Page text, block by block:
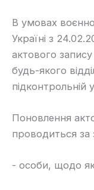
​В умовах
Україні з
актового
будь-якого
підконтрольній
​Поновлення
проводиться за
​- особи, щодо